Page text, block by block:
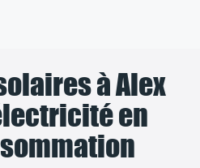
à Alex
en